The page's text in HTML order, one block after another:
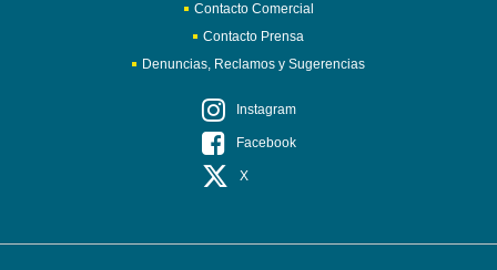
Contacto Comercial
Contacto Prensa
Denuncias, Reclamos y Sugerencias
Instagram
Facebook
X